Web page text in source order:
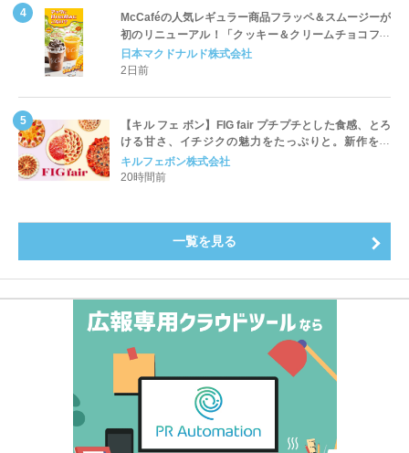
McCaféの人気レギュラー商品フラッペ＆スムージーが
初のリニューアル！「クッキー＆クリームチョコフラ
ッペ」「マンゴースムージー」8月5日（水）から販売
開始
日本マクドナルド株式会社
2日前
【キル フェ ボン】FIG fair プチプチとした食感、とろ
ける甘さ、イチジクの魅力をたっぷりと。新作を含
め、イチジク尽くしの全4種が登場8月20日（木）スタ
ート
キルフェボン株式会社
20時間前
一覧を見る